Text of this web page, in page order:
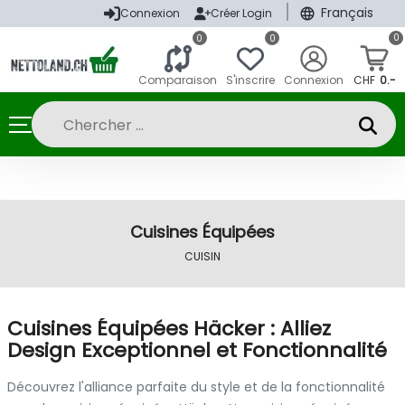
Connexion Créer Login Français
0
Comparaison
0
S'inscrire Connexion
0
CHF 0.-
Cuisines Équipées
CUISIN
Cuisines Équipées Häcker : Alliez
Design Exceptionnel et Fonctionnalité
Découvrez l'alliance parfaite du style et de la fonctionnalité